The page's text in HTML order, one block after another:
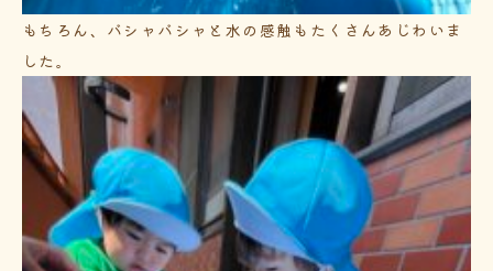
もちろん、バシャバシャと水の感触もたくさんあじわいま
した。